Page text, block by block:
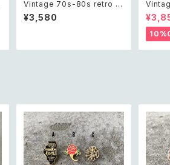
Vintage 70s-80s retro gr
een bijou classical bead
s necklace レトロ ヴィンテ
ネックレス
¥3,580
ugh
ジ アクセサリー 天然石 ラフ
カット
ネック